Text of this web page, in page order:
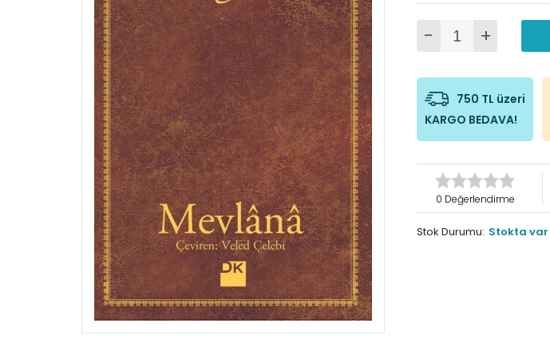
- +
750 TL üzeri
KARGO BEDAVA!
0 Değerlendirme
Stok Durumu: Stokta var